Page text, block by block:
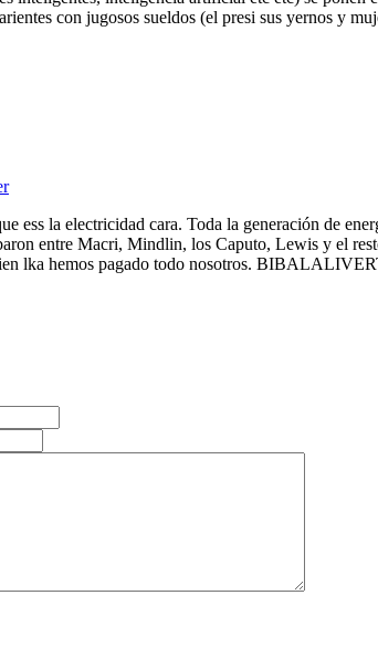
con jugosos sueldos (el presi sus yernos y
ess la electricidad cara. Toda la generación de
entre Macri, Mindlin, los Caputo, Lewis y el
lka hemos pagado todo nosotros.